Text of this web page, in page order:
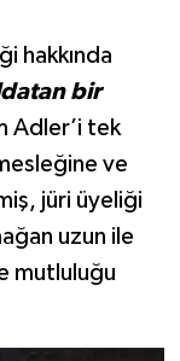
hakkında
bir
Adler’i tek
ve
jüri üyeliği
uzun ile
mutluluğu